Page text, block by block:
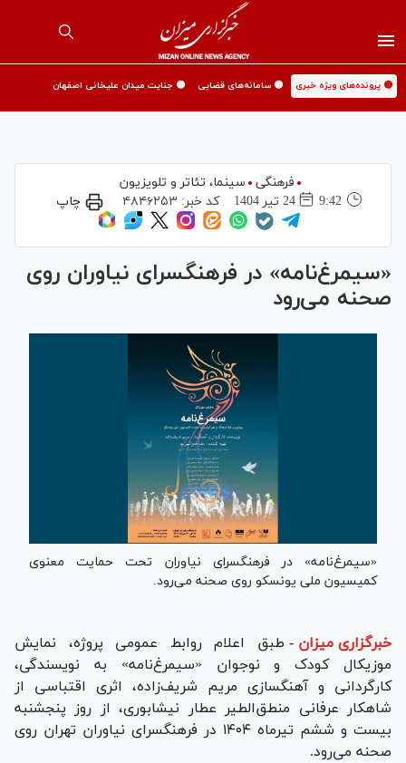
🟡 پرونده‌های ویژه خبری 🟡 سامانه‌های قضایی 🟡 جنایت میدان علیخانی اصفهان
فرهنگی
سینما،‌ تئاتر و تلویزیون
9:42
24 تير 1404 کد خبر: ۴۸۴۶۲۵۳ چاپ
«سیمرغ‌نامه» در فرهنگسرای نیاوران روی
صحنه می‌رود
«سیمرغ‌نامه» در فرهنگسرای نیاوران تحت حمایت معنوی
کمیسیون ملی یونسکو روی صحنه می‌رود.
خبرگزاری میزان - طبق اعلام روابط عمومی پروژه، نمایش
موزیکال کودک و نوجوان «سیمرغ‌نامه» به نویسندگی،
کارگردانی و آهنگسازی مریم شریف‌زاده، اثری اقتباسی از
شاهکار عرفانی منطق‌الطیر عطار نیشابوری، از روز پنجشنبه
بیست و ششم تیرماه ۱۴۰۴ در فرهنگسرای نیاوران تهران روی
صحنه می‌رود.